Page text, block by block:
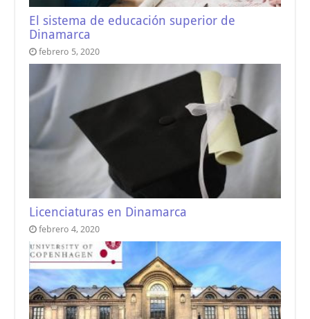
El sistema de educación superior de
Dinamarca
febrero 5, 2020
Licenciaturas en Dinamarca
febrero 4, 2020